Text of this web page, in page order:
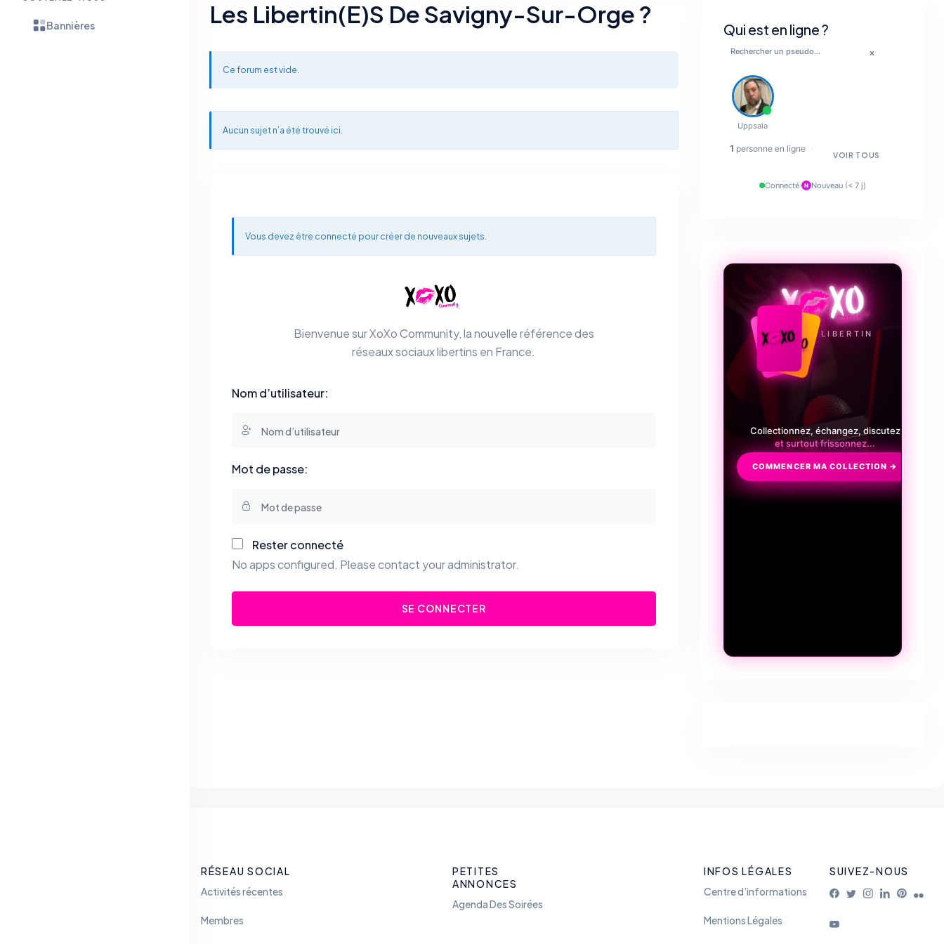
Bannières Les Libertin(e)s De Savigny-Sur-Orge ?
Ce forum est vide.
Aucun sujet n’a été trouvé ici.
Vous devez être connecté pour créer de nouveaux sujets.
Bienvenue sur XoXo Community, la nouvelle référence des
réseaux sociaux libertins en France.
Nom d’utilisateur:
Mot de passe:
Rester connecté
No apps configured. Please contact your administrator.
SE CONNECTER
Qui est en ligne ?
×
Uppsala
1 personne en ligne ·
VOIR TOUS
Connecté· N Nouveau (< 7 j)
LE JEU LIBERTIN
Collectionnez, échangez, discutez
et surtout frissonnez...
COMMENCER MA COLLECTION →
RÉSEAU SOCIAL
Activités récentes
Membres
PETITES
ANNONCES
Agenda Des Soirées
INFOS LÉGALES
Centre d’informations
Mentions Légales
SUIVEZ-NOUS